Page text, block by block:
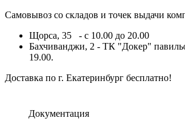
Самовывоз со складов и точек выдачи
Щорса, 35 - с 10.00 до 20.00
Бахчиванджи, 2 - ТК "Докер"
19.00.
Доставка по г. Екатеринбург бесплатно!
Документация